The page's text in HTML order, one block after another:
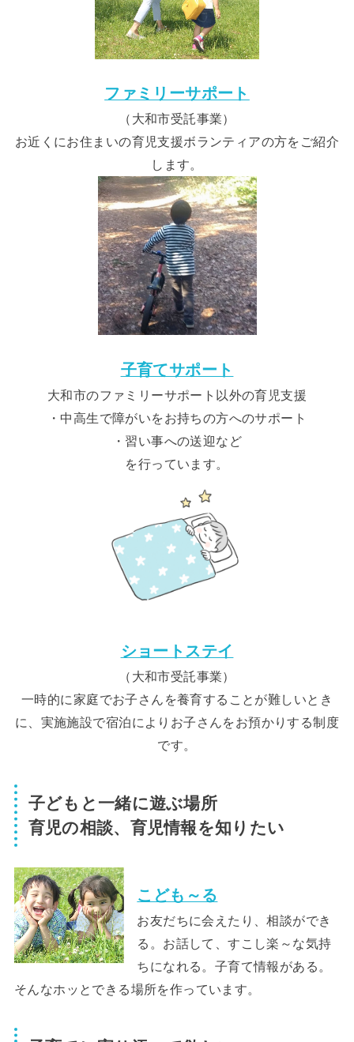
ファミリーサポート
（大和市受託事業）
お近くにお住まいの育児支援ボランティアの方をご紹介
します。
子育てサポート
大和市のファミリーサポート以外の育児支援
・中高生で障がいをお持ちの方へのサポート
・習い事への送迎など
を行っています。
ショートステイ
（大和市受託事業）
一時的に家庭でお子さんを養育することが難しいとき
に、実施施設で宿泊によりお子さんをお預かりする制度
です。
子どもと一緒に遊ぶ場所
育児の相談、育児情報を知りたい
こども～る
お友だちに会えたり、相談ができ
る。お話して、すこし楽～な気持
ちになれる。子育て情報がある。
そんなホッとできる場所を作っています。